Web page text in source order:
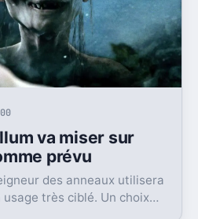
va miser sur
prévu
des anneaux utilisera
usage très ciblé. Un choix